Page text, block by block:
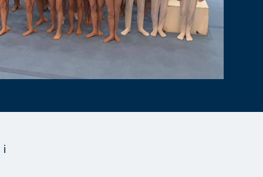
i